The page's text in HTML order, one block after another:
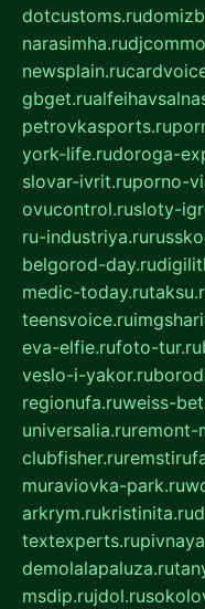
dotcustoms.ru
narasimha.ru
newsplain.ru
gbget.ru
petrovkasports.ru
york-life.rudoroga-
slovar-ivrit.ruporno-
ovucontrol.rusloty-
ru-industriya.ru
belgorod-day.ru
medic-today.ru
teensvoice.ru
eva-elfie.rufoto-tur.ru
veslo-i-yakor.ru
regionufa.ruweiss-
universalia.ruremont-
clubfisher.ru
muraviovka-park.ru
arkrym.rukristinita.ru
textexperts.ru
demolalapaluza.ru
msdip.rujdol.ru